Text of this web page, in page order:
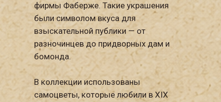
фирмы Фаберже. Такие украшения
были символом вкуса для
взыскательной публики — от
разночинцев до придворных дам и
бомонда.
В коллекции использованы
самоцветы, которые любили в XIX